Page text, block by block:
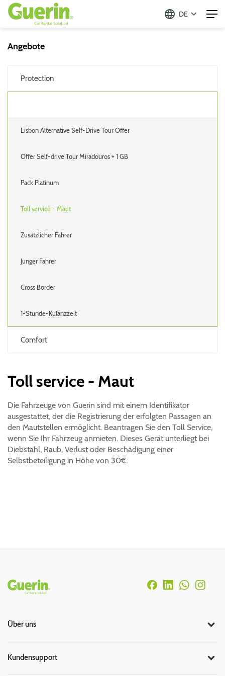
DE
Angebote
Protection
Lisbon Alternative Self-Drive Tour Offer
Offer Self-drive Tour Miradouros + 1 GB
Pack Platinum
Toll service - Maut
Zusätzlicher Fahrer
Junger Fahrer
Cross Border
1-Stunde-Kulanzzeit
Comfort
Toll service - Maut
Die Fahrzeuge von Guerin sind mit einem Identifikator
ausgestattet, der die Registrierung der erfolgten Passagen an
den Mautstellen ermöglicht. Beantragen Sie den Toll Service,
wenn Sie Ihr Fahrzeug anmieten. Dieses Gerät unterliegt bei
Diebstahl, Raub, Verlust oder Beschädigung einer
Selbstbeteiligung in Höhe von 30€.
Rodapé
Über uns
Kundensupport